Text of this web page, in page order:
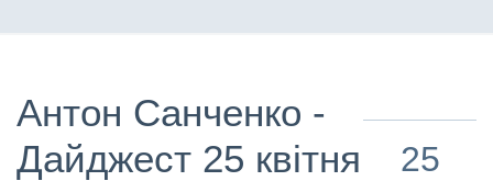
Антон Санченко -
Дайджест 25 квітня
25